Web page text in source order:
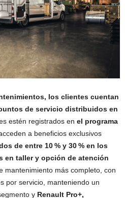
los clientes cuentan
de servicio distribuidos en
estén registrados en el programa
a beneficios exclusivos
de entre 10 % y 30 % en los
en taller y opción de atención
mantenimiento más completo, con
por servicio, manteniendo un
y Renault Pro+,